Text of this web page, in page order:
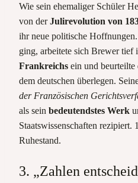
Wie sein ehemaliger Schüler
von derJulirevolution von
ihr neue politische
ging, arbeitete sich Brewer tief
Frankreichs ein und beurteilte
dem deutschen überlegen.
der Französischen
als sein bedeutendstes Werk
Staatswissenschaften
Ruhestand.
3. „Zahlen